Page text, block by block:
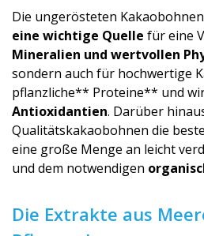
Die ungerösteten Kakaobohnen
eine wichtige Quelle für eine
Mineralien und wertvollen
sondern auch für hochwertige
pflanzliche** Proteine** und
Antioxidantien. Darüber
Qualitätskaka­obohnen die
eine große Menge an leicht
und dem notwendigen
Die Extrakte aus